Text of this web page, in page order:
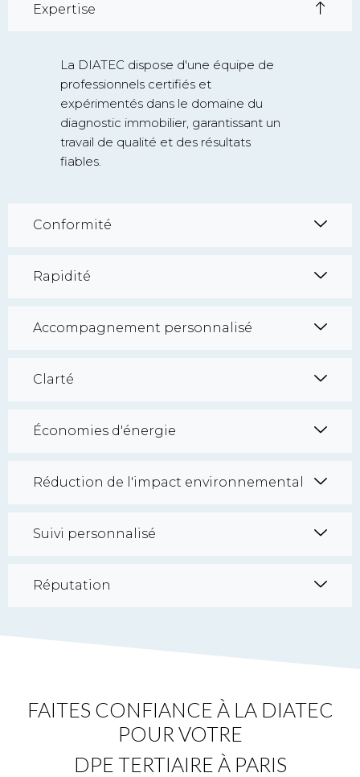
Expertise
La DIATEC dispose d'une équipe de
professionnels certifiés et
expérimentés dans le domaine du
diagnostic immobilier, garantissant un
travail de qualité et des résultats
fiables.
Conformité
Rapidité
Accompagnement personnalisé
Clarté
Économies d'énergie
Réduction de l'impact environnemental
Suivi personnalisé
Réputation
FAITES CONFIANCE À LA DIATEC
POUR VOTRE
DPE TERTIAIRE À PARIS